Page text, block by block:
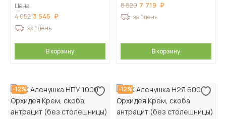
Цена
4 052 3 545
за 1 день
В корзину
8 820 7 719
за 1 день
В корзину
-12% -12%